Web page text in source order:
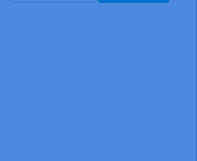
generales y la política de